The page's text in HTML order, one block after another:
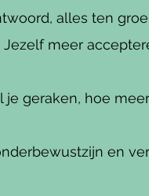
alles ten
meer
geraken, hoe
en